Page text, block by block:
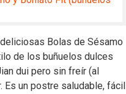
Bolas de Sésamo
de los buñuelos dulces
dui pero sin freír (al
Es un postre saludable, fácil